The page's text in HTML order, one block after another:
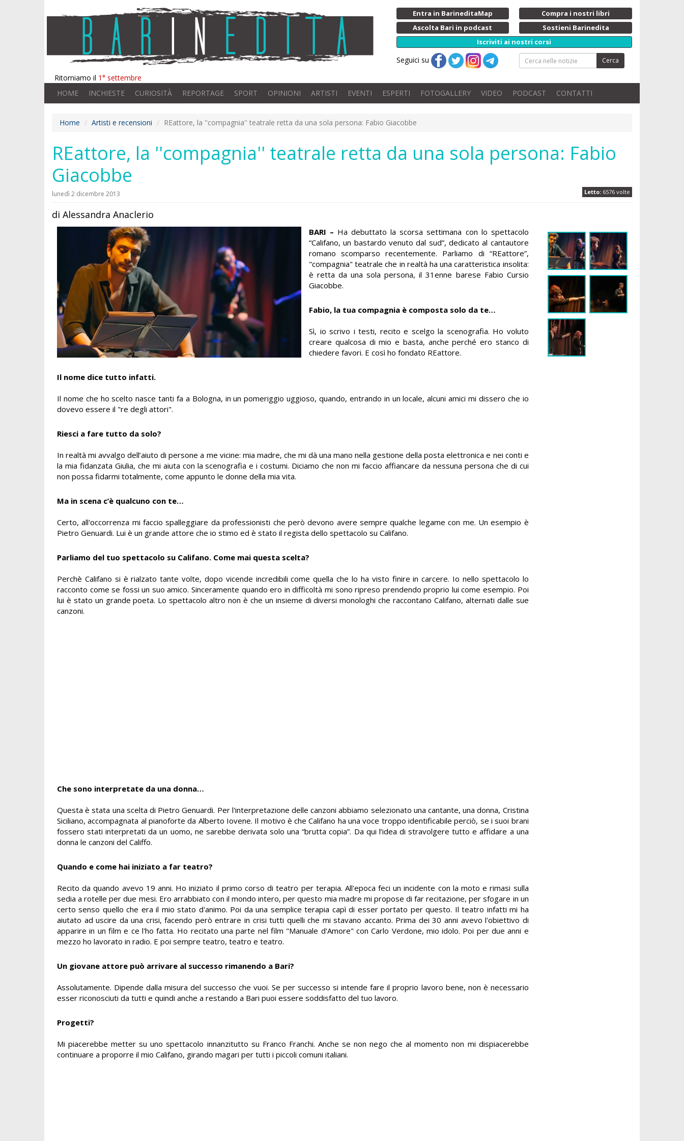
Ritorniamo il 1° settembre
Entra in BarineditaMap
Compra i nostri libri
Ascolta Bari in podcast
Sostieni Barinedita
Iscriviti ai nostri corsi
Seguici su Cerca
HOME INCHIESTE CURIOSITÀ REPORTAGE SPORT OPINIONI ARTISTI EVENTI ESPERTI FOTOGALLERY VIDEO PODCAST CONTATTI
Home Artisti e recensioni REattore, la ''compagnia'' teatrale retta da una sola persona: Fabio Giacobbe
REattore, la ''compagnia'' teatrale retta da una sola persona: Fabio
Giacobbe
Letto: 6576 volte
lunedì 2 dicembre 2013
di Alessandra Anaclerio
BARI – Ha debuttato la scorsa settimana con lo spettacolo
“Califano, un bastardo venuto dal sud”, dedicato al cantautore
romano scomparso recentemente. Parliamo di “REattore”,
"compagnia" teatrale che in realtà ha una caratteristica insolita:
è retta da una sola persona, il 31enne barese Fabio Cursio
Giacobbe.
Fabio, la tua compagnia è composta solo da te…
Sì, io scrivo i testi, recito e scelgo la scenografia. Ho voluto
creare qualcosa di mio e basta, anche perché ero stanco di
chiedere favori. E così ho fondato REattore.
Il nome dice tutto infatti.
Il nome che ho scelto nasce tanti fa a Bologna, in un pomeriggio uggioso, quando, entrando in un locale, alcuni amici mi dissero che io
dovevo essere il "re degli attori".
Riesci a fare tutto da solo?
In realtà mi avvalgo dell’aiuto di persone a me vicine: mia madre, che mi dà una mano nella gestione della posta elettronica e nei conti e
la mia fidanzata Giulia, che mi aiuta con la scenografia e i costumi. Diciamo che non mi faccio affiancare da nessuna persona che di cui
non possa fidarmi totalmente, come appunto le donne della mia vita.
Ma in scena c’è qualcuno con te…
Certo, all'occorrenza mi faccio spalleggiare da professionisti che però devono avere sempre qualche legame con me. Un esempio è
Pietro Genuardi. Lui è un grande attore che io stimo ed è stato il regista dello spettacolo su Califano.
Parliamo del tuo spettacolo su Califano. Come mai questa scelta?
Perchè Califano si è rialzato tante volte, dopo vicende incredibili come quella che lo ha visto finire in carcere. Io nello spettacolo lo
racconto come se fossi un suo amico. Sinceramente quando ero in difficoltà mi sono ripreso prendendo proprio lui come esempio. Poi
lui è stato un grande poeta. Lo spettacolo altro non è che un insieme di diversi monologhi che raccontano Califano, alternati dalle sue
canzoni.
Che sono interpretate da una donna…
Questa è stata una scelta di Pietro Genuardi. Per l'interpretazione delle canzoni abbiamo selezionato una cantante, una donna, Cristina
Siciliano, accompagnata al pianoforte da Alberto Iovene. Il motivo è che Califano ha una voce troppo identificabile perciò, se i suoi brani
fossero stati interpretati da un uomo, ne sarebbe derivata solo una “brutta copia”. Da qui l’idea di stravolgere tutto e affidare a una
donna le canzoni del Califfo.
Quando e come hai iniziato a far teatro?
Recito da quando avevo 19 anni. Ho iniziato il primo corso di teatro per terapia. All'epoca feci un incidente con la moto e rimasi sulla
sedia a rotelle per due mesi. Ero arrabbiato con il mondo intero, per questo mia madre mi propose di far recitazione, per sfogare in un
certo senso quello che era il mio stato d'animo. Poi da una semplice terapia capì di esser portato per questo. Il teatro infatti mi ha
aiutato ad uscire da una crisi, facendo però entrare in crisi tutti quelli che mi stavano accanto. Prima dei 30 anni avevo l'obiettivo di
apparire in un film e ce l'ho fatta. Ho recitato una parte nel film "Manuale d'Amore" con Carlo Verdone, mio idolo. Poi per due anni e
mezzo ho lavorato in radio. E poi sempre teatro, teatro e teatro.
Un giovane attore può arrivare al successo rimanendo a Bari?
Assolutamente. Dipende dalla misura del successo che vuoi. Se per successo si intende fare il proprio lavoro bene, non è necessario
esser riconosciuti da tutti e quindi anche a restando a Bari puoi essere soddisfatto del tuo lavoro.
Progetti?
Mi piacerebbe metter su uno spettacolo innanzitutto su Franco Franchi. Anche se non nego che al momento non mi dispiacerebbe
continuare a proporre il mio Califano, girando magari per tutti i piccoli comuni italiani.